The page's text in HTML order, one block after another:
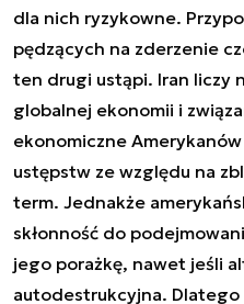
dla nich ryzykowne.
pędzących na zderzenie
ten drugi ustąpi. Iran liczy
globalnej ekonomii i
ekonomiczne Amerykanów
ustępstw ze względu na
term. Jednakże
skłonność do
jego porażkę, nawet jeśli
autodestrukcyjna. Dlatego